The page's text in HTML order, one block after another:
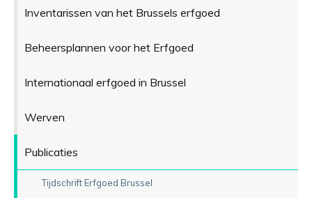
Inventarissen van het Brussels erfgoed
Beheersplannen voor het Erfgoed
Internationaal erfgoed in Brussel
Werven
Publicaties
Tijdschrift Erfgoed Brussel